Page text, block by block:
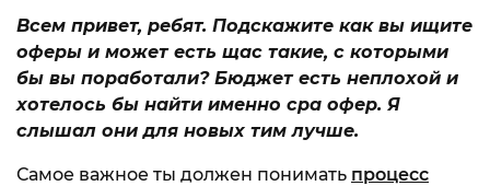
Всем привет, ребят. Подскажите как вы ищите
оферы и может есть щас такие, с которыми
бы вы поработали? Бюджет есть неплохой и
хотелось бы найти именно сра офер. Я
слышал они для новых тим лучше.
Самое важное ты должен понимать процесс